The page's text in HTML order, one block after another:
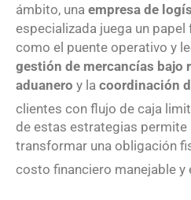
ámbito, una empresa de
especializada juega un
como el puente operativo y
gestión de mercancías bajo
aduanero y la coordinación
clientes con flujo de caja
de estas estrategias
transformar una obligación
costo financiero manejable y